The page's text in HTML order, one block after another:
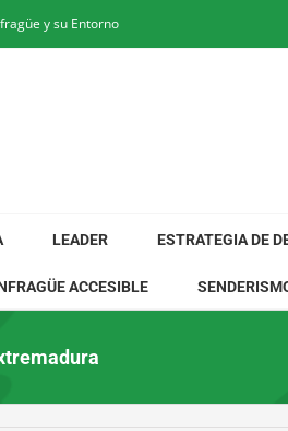
y su Entorno
LEADER ESTRATEGIA DE
ACCESIBLE